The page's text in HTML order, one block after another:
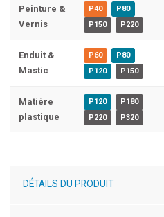
Peinture &
Vernis
P40
P80
P150
P220
Enduit &
Mastic
P60
P80
P120
P150
Matière
plastique
P120
P180
P220
P320
DÉTAILS DU PRODUIT